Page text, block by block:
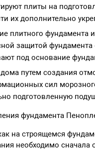
плиты на
их дополнительно
плитного
защитой
под основание
дома путем создания
сил
подготовленную
фундамента
на строящемся
необходимо сначала